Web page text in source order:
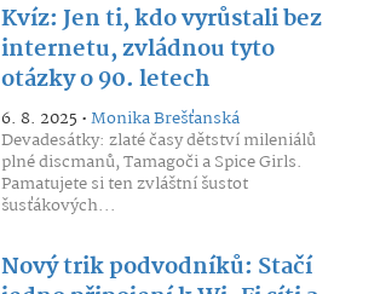
Kvíz: Jen ti, kdo vyrůstali bez
internetu, zvládnou tyto
otázky o 90. letech
6. 8. 2025 •Monika Brešťanská
Devadesátky: zlaté časy dětství mileniálů
plné discmanů, Tamagoči a Spice Girls.
Pamatujete si ten zvláštní šustot
šusťákových...
Nový trik podvodníků: Stačí